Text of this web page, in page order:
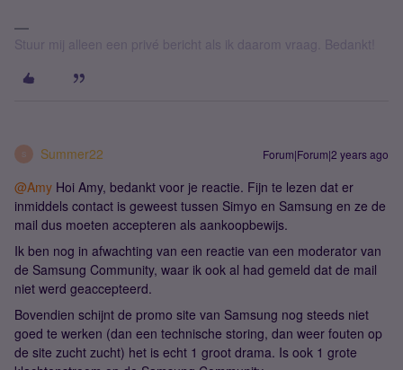
Stuur mij alleen een privé bericht als ik daarom vraag. Bedankt!
S Summer22 Forum|Forum|2 years ago
@Amy Hoi Amy, bedankt voor je reactie. Fijn te lezen dat er
inmiddels contact is geweest tussen Simyo en Samsung en ze de
mail dus moeten accepteren als aankoopbewijs.
Ik ben nog in afwachting van een reactie van een moderator van
de Samsung Community, waar ik ook al had gemeld dat de mail
niet werd geaccepteerd.
Bovendien schijnt de promo site van Samsung nog steeds niet
goed te werken (dan een technische storing, dan weer fouten op
de site zucht zucht) het is echt 1 groot drama. Is ook 1 grote